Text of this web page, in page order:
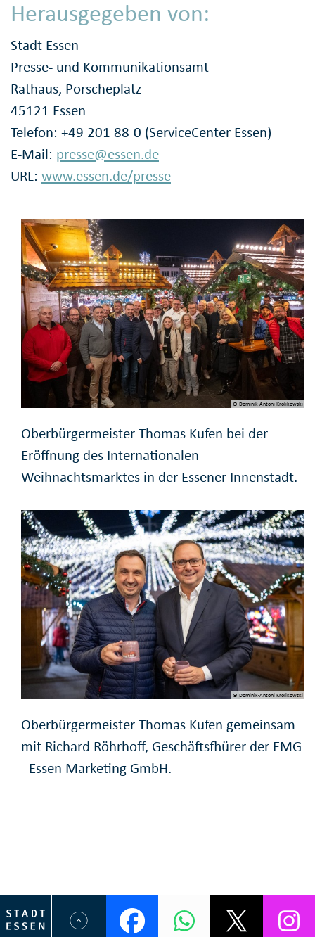
Herausgegeben von:
Stadt Essen
Presse- und Kommunikationsamt
Rathaus, Porscheplatz
45121 Essen
Telefon: +49 201 88-0 (ServiceCenter Essen)
E-Mail: presse@essen.de
URL: www.essen.de/presse
© Dominik-Antoni Krolikowski
Oberbürgermeister Thomas Kufen bei der
Eröffnung des Internationalen
Weihnachtsmarktes in der Essener Innenstadt.
© Dominik-Antoni Krolikowski
Oberbürgermeister Thomas Kufen gemeinsam
mit Richard Röhrhoff, Geschäftsfhürer der EMG
- Essen Marketing GmbH.